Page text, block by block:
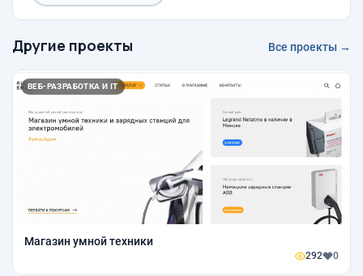
Другие проекты Все проекты →
ВЕБ-РАЗРАБОТКА И IT
Магазин умной техники
292 0